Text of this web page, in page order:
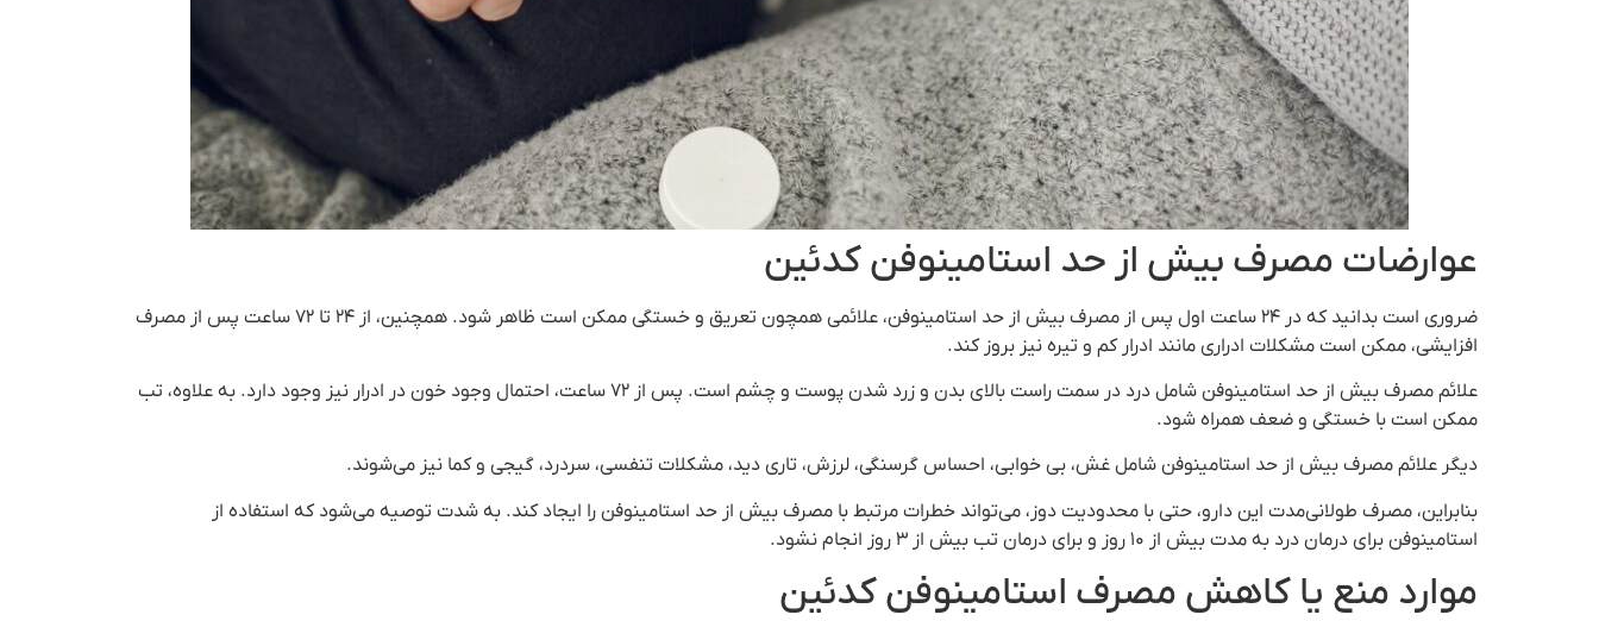
عوارضات مصرف بیش از حد استامینوفن کدئین
ضروری است بدانید که در ۲۴ ساعت اول پس از مصرف بیش از حد استامینوفن، علائمی همچون تعریق و خستگی ممکن است ظاهر شود. همچنین، از ۲۴ تا ۷۲ ساعت پس از مصرف
افزایشی، ممکن است مشکلات ادراری مانند ادرار کم و تیره نیز بروز کند.
علائم مصرف بیش از حد استامینوفن شامل درد در سمت راست بالای بدن و زرد شدن پوست و چشم است. پس از ۷۲ ساعت، احتمال وجود خون در ادرار نیز وجود دارد. به علاوه، تب
ممکن است با خستگی و ضعف همراه شود.
دیگر علائم مصرف بیش از حد استامینوفن شامل غش، بی خوابی، احساس گرسنگی، لرزش، تاری دید، مشکلات تنفسی، سردرد، گیجی و کما نیز می‌شوند.
بنابراین، مصرف طولانی‌مدت این دارو، حتی با محدودیت دوز، می‌تواند خطرات مرتبط با مصرف بیش از حد استامینوفن را ایجاد کند. به شدت توصیه می‌شود که استفاده از
استامینوفن برای درمان درد به مدت بیش از ۱۰ روز و برای درمان تب بیش از ۳ روز انجام نشود.
موارد منع یا کاهش مصرف استامینوفن کدئین